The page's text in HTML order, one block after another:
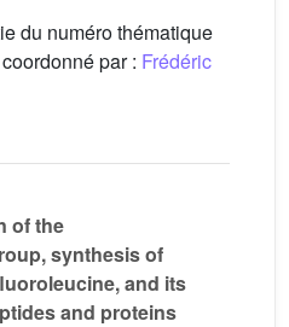
du numéro thématique
coordonné par : Frédéric
of the
synthesis of
and its
and proteins